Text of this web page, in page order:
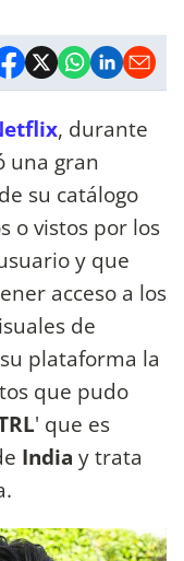
, durante
una gran
su catálogo
o vistos por los
y que
acceso a los
de
plataforma la
que pudo
' que es
India y trata